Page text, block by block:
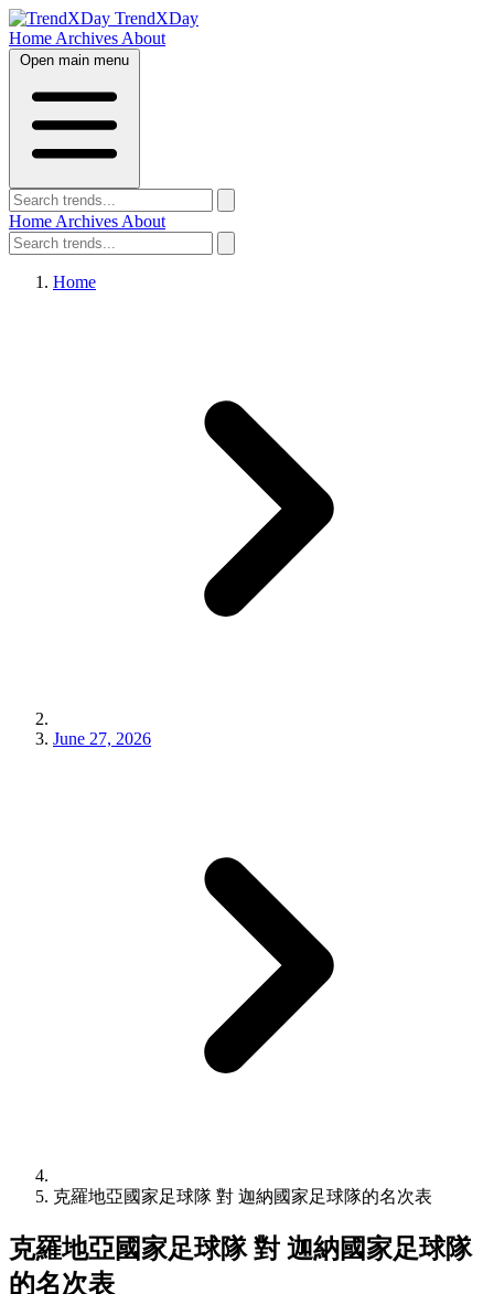
TrendXDay
Home Archives About
Open main menu
Home Archives About
Home
June 27, 2026
克羅地亞國家足球隊 對 迦納國家足球隊的名次表
克羅地亞國家足球隊 對 迦納國家足球隊
的名次表